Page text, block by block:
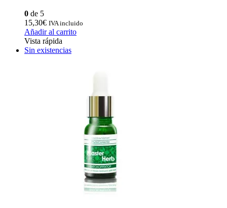
0 de 5
15,30€ IVA incluido
Añadir al carrito
Vista rápida
Sin existencias